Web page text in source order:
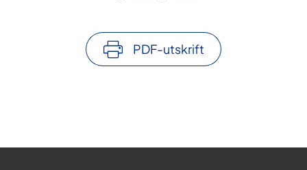
PDF-utskrift